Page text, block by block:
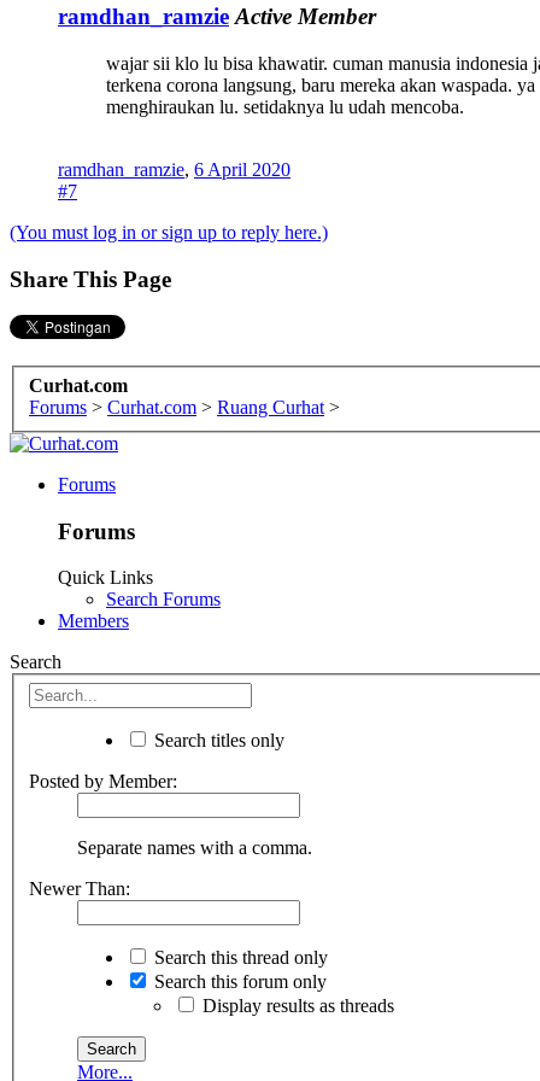
ramdhan_ramzie Active Member
wajar sii klo lu bisa khawatir. cuman manusia indonesia
terkena corona langsung, baru mereka akan waspada.
menghiraukan lu. setidaknya lu udah mencoba.
ramdhan_ramzie, 6 April 2020
#7
(You must log in or sign up to reply here.)
Share This Page
Curhat.com
Forums > Curhat.com > Ruang Curhat >
Forums
Forums
Quick Links
Search Forums
Members
Search
Search titles only
Posted by Member:
Separate names with a comma.
Newer Than:
Search this thread only
Search this forum only
Display results as threads
More...